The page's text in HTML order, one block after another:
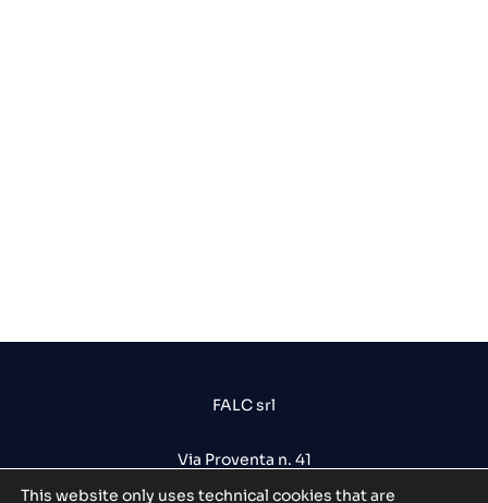
FALC srl
Via Proventa n. 41
48018 Faenza (RA) - Italia
This website only uses technical cookies that are